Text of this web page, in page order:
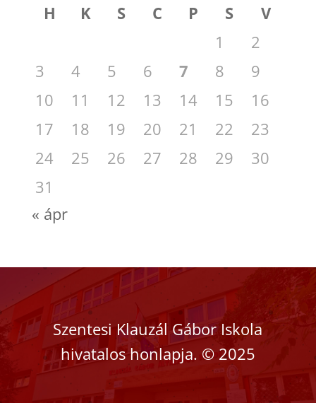
H K S C P S
V
1
2
3
4 5 6 7 8
9
10
11 12 13 14 15
16
17
18 19 20 21 22
23
24
25 26 27 28 29
30
31
« ápr
Szentesi Klauzál Gábor Iskola
hivatalos honlapja. © 2025